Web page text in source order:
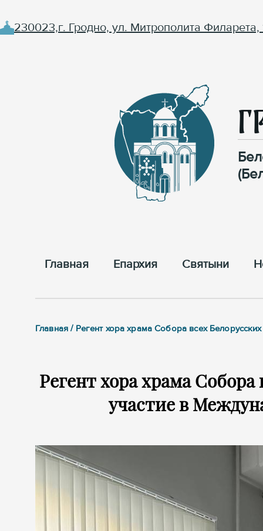
230023,г. Гродно, ул. Митрополита Филарета,
Главная Епархия Cвятыни
Главная / Регент хора храма Собора всех
Регент хора храма
участие в